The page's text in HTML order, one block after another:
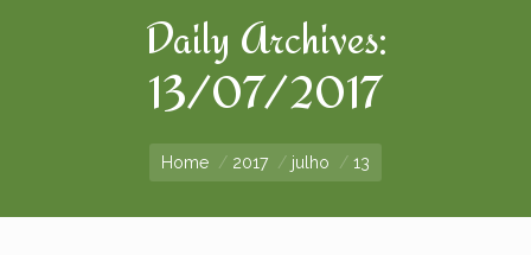
Home
O Parque
Fotos
Tarifas
Daily Archives:
13/07/2017
Home 2017 julho 13